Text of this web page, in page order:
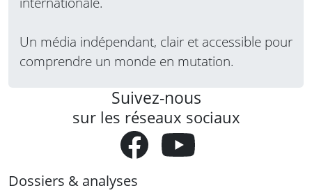
Un média indépendant, clair et accessible pour
comprendre un monde en mutation.
Suivez-nous
sur les réseaux sociaux
Dossiers & analyses